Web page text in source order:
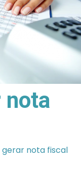
nota
gerar nota fiscal